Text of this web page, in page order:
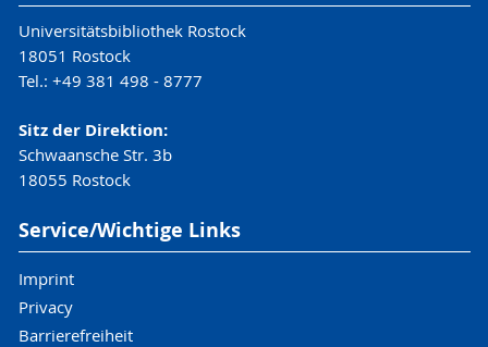
Universitätsbibliothek Rostock
18051 Rostock
Tel.: +49 381 498 - 8777
Sitz der Direktion:
Schwaansche Str. 3b
18055 Rostock
Service/Wichtige Links
Imprint
Privacy
Barrierefreiheit